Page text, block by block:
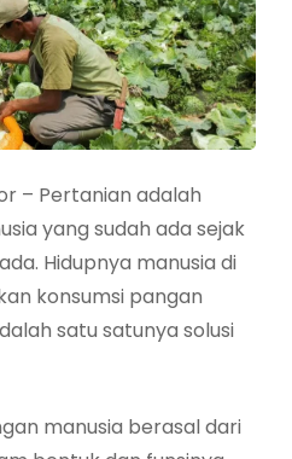
– Pertanian adalah
yang sudah ada sejak
Hidupnya manusia di
konsumsi pangan
satu satunya solusi
manusia berasal dari